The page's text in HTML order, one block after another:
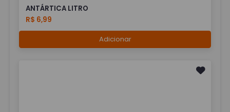
ANTÁRTICA LITRO
R$ 6,99
Adicionar